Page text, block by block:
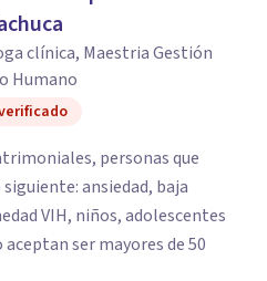
clínica, Maestria Gestión
Humano
personas que
ansiedad, baja
VIH, niños, adolescentes
ser mayores de 50